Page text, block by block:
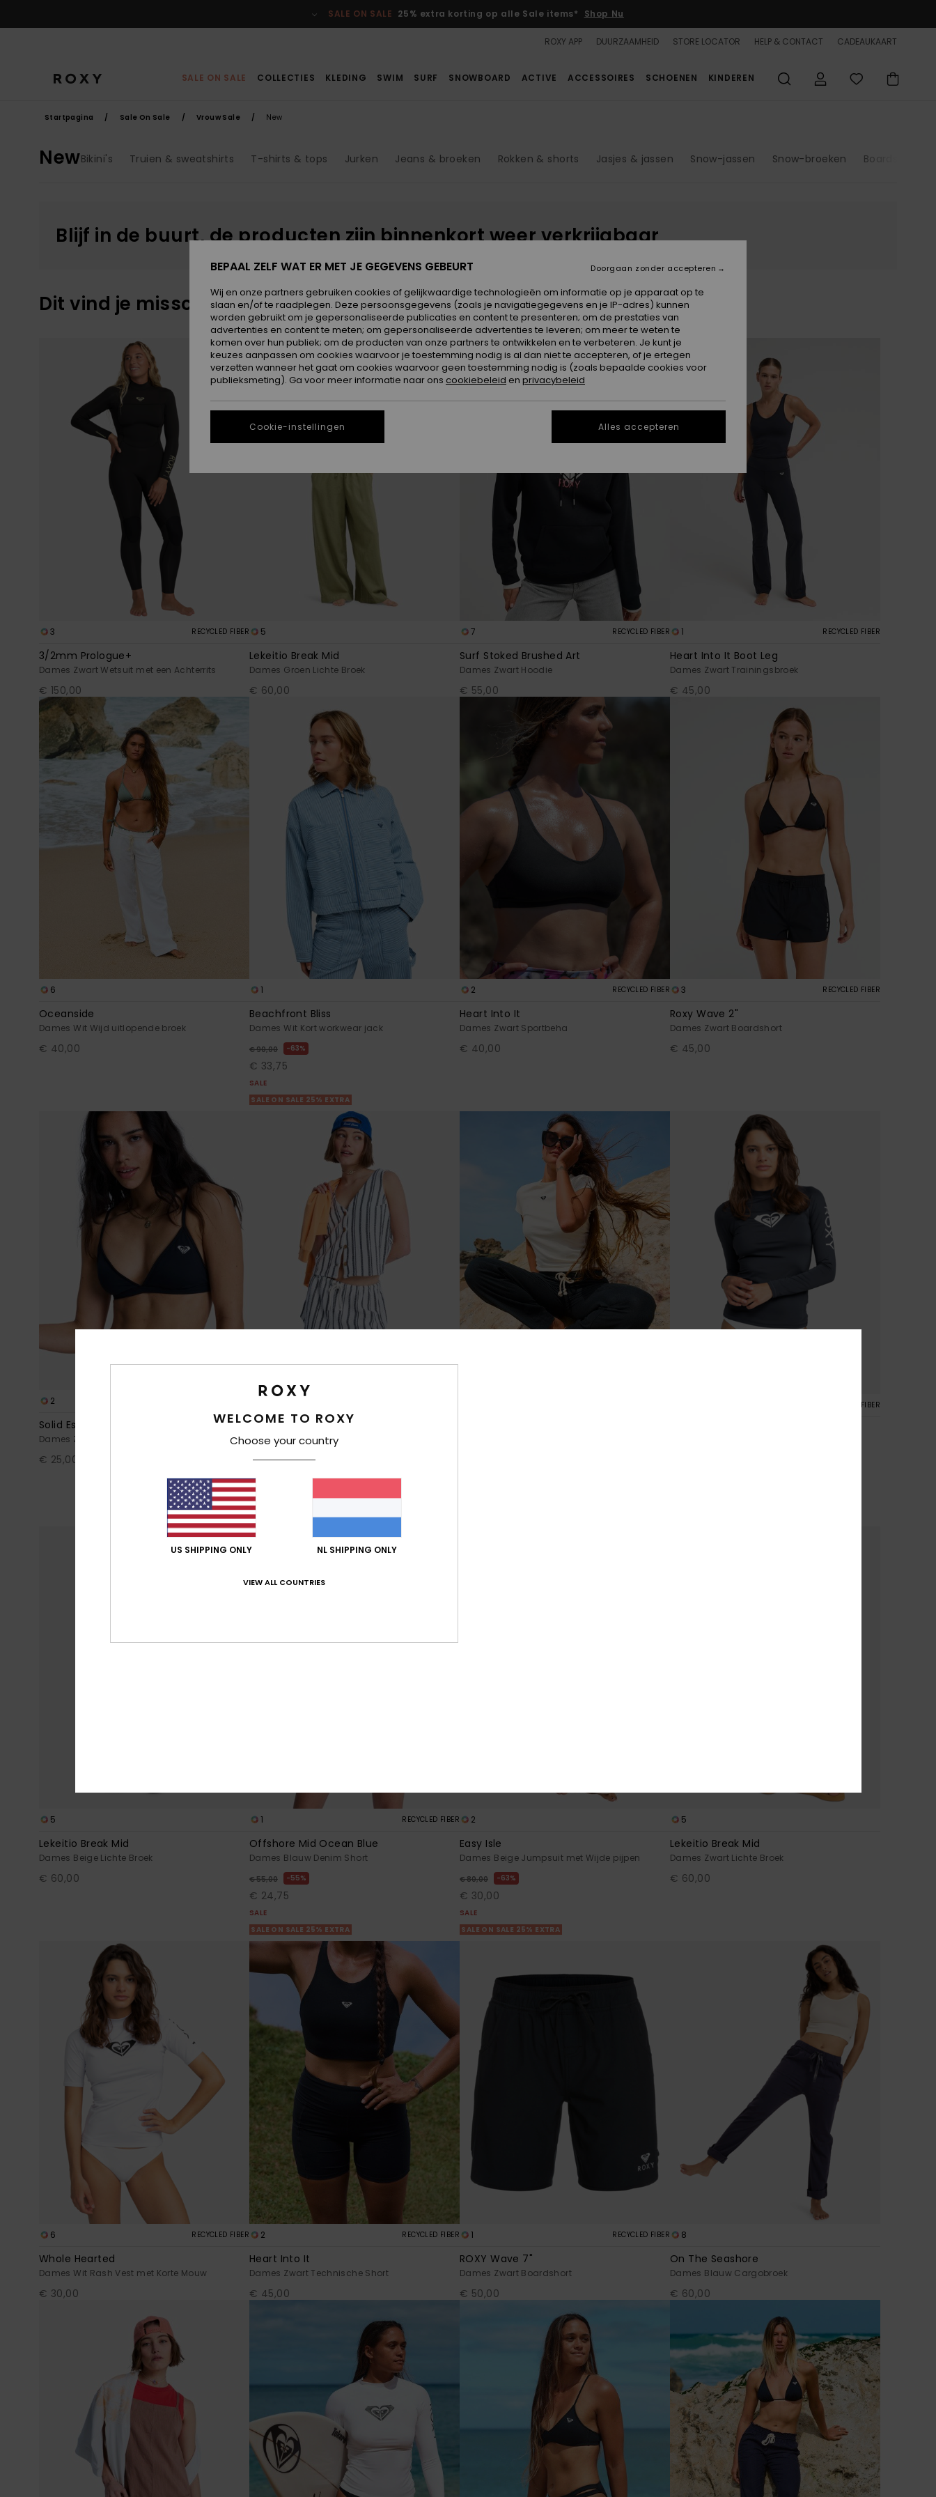
selectie
SALE ON SALE 25% extra korting op alle Sale items* Shop Nu
ROXY APP DUURZAAMHEID STORE LOCATOR HELP & CONTACT CADEAUKAART
SALE ON SALE COLLECTIES KLEDING SWIM SURF SNOWBOARD ACTIVE ACCESSOIRES SCHOENEN KINDEREN
Startpagina Sale On Sale Vrouw Sale New
NewBikini's Truien & sweatshirts T-shirts & tops Jurken Jeans & broeken Rokken & shorts Jasjes & jassen Snow-jassen Snow-broeken Boardshorts
Blijf in de buurt, de producten zijn binnenkort weer verkrijgbaar
Dit vind je misschien ook leuk
3 RECYCLED FIBER
3/2mm Prologue+
Dames Zwart Wetsuit met een Achterrits
€ 150,00
5
Lekeitio Break Mid
Dames Groen Lichte Broek
€ 60,00
7 RECYCLED FIBER
Surf Stoked Brushed Art
Dames Zwart Hoodie
€ 55,00
1 RECYCLED FIBER
Heart Into It Boot Leg
Dames Zwart Trainingsbroek
€ 45,00
6
Oceanside
Dames Wit Wijd uitlopende broek
€ 40,00
1
Beachfront Bliss
Dames Wit Kort workwear jack
€ 90,00 63%
€ 33,75
SALE
SALE ON SALE 25% EXTRA
2 RECYCLED FIBER
Heart Into It
Dames Zwart Sportbeha
€ 40,00
3 RECYCLED FIBER
Roxy Wave 2"
Dames Zwart Boardshort
€ 45,00
2
Solid Essentials Fixed Tri
Dames Zwart Triangel bikinitop
€ 25,00
Dames Wit Elastische Short
55%
€ 20,25
SALE
SALE ON SALE 25% EXTRA
RECYCLED FIBER
5
Lekeitio Break Mid
Dames Beige Lichte Broek
€ 60,00
1 RECYCLED FIBER
Offshore Mid Ocean Blue
Dames Blauw Denim Short
€ 55,00 55%
€ 24,75
SALE
SALE ON SALE 25% EXTRA
2
Easy Isle
Dames Beige Jumpsuit met Wijde pijpen
€ 80,00 63%
€ 30,00
SALE
SALE ON SALE 25% EXTRA
5
Lekeitio Break Mid
Dames Zwart Lichte Broek
€ 60,00
6 RECYCLED FIBER
Whole Hearted
Dames Wit Rash Vest met Korte Mouw
€ 30,00
2 RECYCLED FIBER
Heart Into It
Dames Zwart Technische Short
€ 45,00
1 RECYCLED FIBER
ROXY Wave 7"
Dames Zwart Boardshort
€ 50,00
8
On The Seashore
Dames Blauw Cargobroek
€ 60,00
WELCOME TO ROXY
Choose your country
US SHIPPING ONLY NL SHIPPING ONLY
VIEW ALL COUNTRIES
BEPAAL ZELF WAT ER MET JE GEGEVENS GEBEURT
Wij en onze partners gebruiken cookies of gelijkwaardige technologieën om informatie op je apparaat op te
slaan en/of te raadplegen. Deze persoonsgegevens (zoals je navigatiegegevens en je IP-adres) kunnen
worden gebruikt om je gepersonaliseerde publicaties en content te presenteren; om de prestaties van
advertenties en content te meten; om gepersonaliseerde advertenties te leveren; om meer te weten te
komen over hun publiek; om de producten van onze partners te ontwikkelen en te verbeteren. Je kunt je
keuzes aanpassen om cookies waarvoor je toestemming nodig is al dan niet te accepteren, of je ertegen
verzetten wanneer het gaat om cookies waarvoor geen toestemming nodig is (zoals bepaalde cookies voor
publieksmeting). Ga voor meer informatie naar ons cookiebeleid en privacybeleid
Cookie-instellingen
Doorgaan zonder accepteren
Alles accepteren